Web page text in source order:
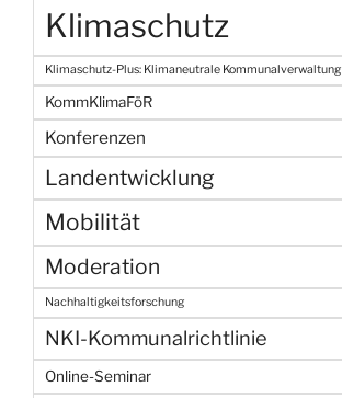
Klimaschutz
Klimaschutz-Plus: Klimaneutrale Kommunalverwaltung
KommKlimaFöR
Konferenzen
Landentwicklung
Mobilität
Moderation
Nachhaltigkeitsforschung
NKI-Kommunalrichtlinie
Online-Seminar